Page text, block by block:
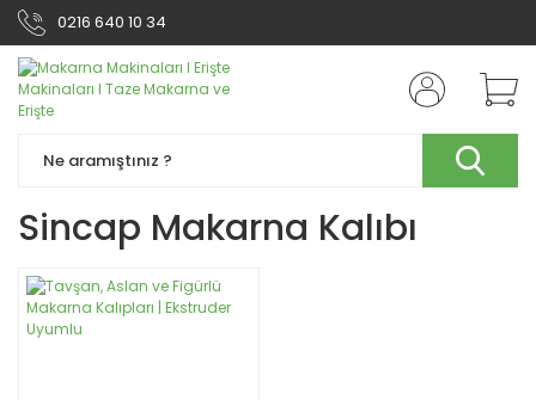
0216 640 10 34
Sincap Makarna Kalıbı